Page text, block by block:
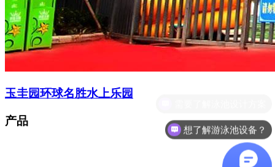
玉圭园环球名胜水上乐园
产品
咨询泳池设备价格